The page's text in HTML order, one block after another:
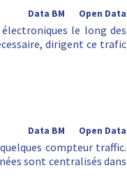
Open Data
Data BM
le long des
dirigent ce trafic
Open Data
Data BM
compteur traffic.
sont centralisés dans